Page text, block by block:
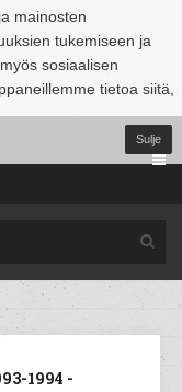
mainosten
tukemiseen ja
sosiaalisen
tietoa siitä,
Sulje
1994 -